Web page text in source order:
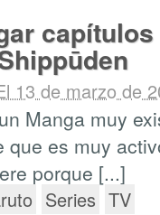
13 de marzo de
Manga muy
que es muy
porque [...]
Series TV